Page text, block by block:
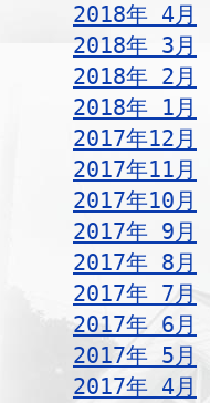
2018年 4月
2018年 3月
2018年 2月
2018年 1月
2017年12月
2017年11月
2017年10月
2017年 9月
2017年 8月
2017年 7月
2017年 6月
2017年 5月
2017年 4月